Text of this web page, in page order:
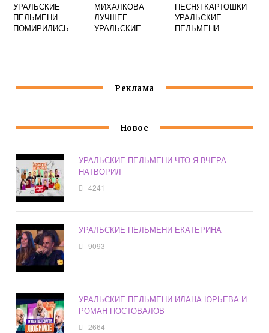
УРАЛЬСКИЕ
ПЕЛЬМЕНИ
ПОМИРИЛИСЬ
МИХАЛКОВА
ЛУЧШЕЕ
УРАЛЬСКИЕ
ПЕСНЯ КАРТОШКИ
УРАЛЬСКИЕ
ПЕЛЬМЕНИ
Реклама
Новое
УРАЛЬСКИЕ ПЕЛЬМЕНИ ЧТО Я ВЧЕРА
НАТВОРИЛ
4241
УРАЛЬСКИЕ ПЕЛЬМЕНИ ЕКАТЕРИНА
9093
УРАЛЬСКИЕ ПЕЛЬМЕНИ ИЛАНА ЮРЬЕВА И
РОМАН ПОСТОВАЛОВ
2664